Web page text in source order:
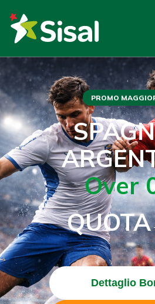
PROMO
Over
QUOTA
Dettaglio